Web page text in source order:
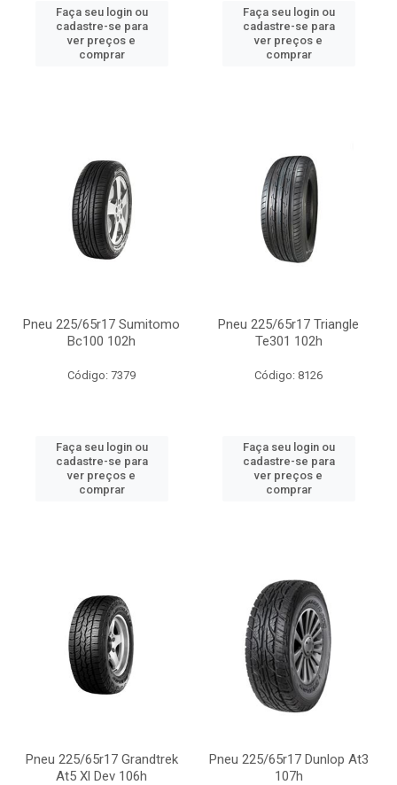
Faça seu login ou
cadastre-se para
ver preços e
comprar
Faça seu login ou
cadastre-se para
ver preços e
comprar
Pneu 225/65r17 Sumitomo
Bc100 102h
Código: 7379
Faça seu login ou
cadastre-se para
ver preços e
comprar
Pneu 225/65r17 Triangle
Te301 102h
Código: 8126
Faça seu login ou
cadastre-se para
ver preços e
comprar
Pneu 225/65r17 Grandtrek
At5 Xl Dev 106h
Pneu 225/65r17 Dunlop At3
107h